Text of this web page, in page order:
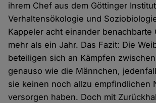
ihrem Chef aus dem Göttinger
Verhaltensökologie und
Kappeler acht einander benachbarte
mehr als ein Jahr. Das Fazit: Die
beteiligen sich an Kämpfen
genauso wie die Männchen,
sie keinen noch allzu empfindlichen
versorgen haben. Doch mit